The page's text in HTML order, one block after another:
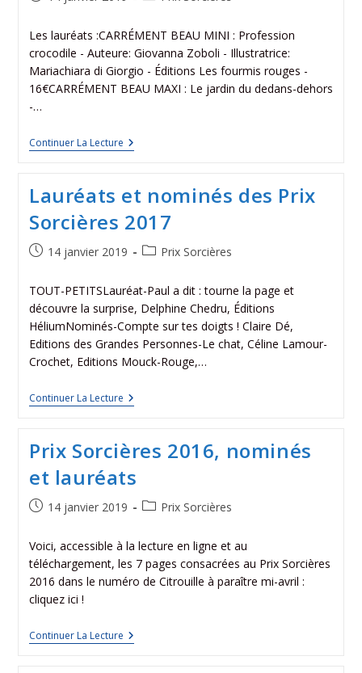
Les lauréats :CARRÉMENT BEAU MINI : Profession
crocodile - Auteure: Giovanna Zoboli - Illustratrice:
Mariachiara di Giorgio - Éditions Les fourmis rouges -
16€CARRÉMENT BEAU MAXI : Le jardin du dedans-dehors
-…
Continuer La Lecture
Lauréats et nominés des Prix
Sorcières 2017
14 janvier 2019 Prix Sorcières
TOUT-PETITSLauréat-Paul a dit : tourne la page et
découvre la surprise, Delphine Chedru, Éditions
HéliumNominés-Compte sur tes doigts ! Claire Dé,
Editions des Grandes Personnes-Le chat, Céline Lamour-
Crochet, Editions Mouck-Rouge,…
Continuer La Lecture
Prix Sorcières 2016, nominés
et lauréats
14 janvier 2019 Prix Sorcières
Voici, accessible à la lecture en ligne et au
téléchargement, les 7 pages consacrées au Prix Sorcières
2016 dans le numéro de Citrouille à paraître mi-avril :
cliquez ici !
Continuer La Lecture